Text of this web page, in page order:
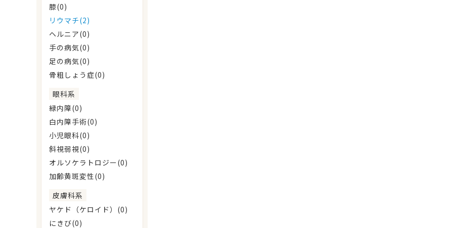
膝(0)
リウマチ(2)
ヘルニア(0)
手の病気(0)
足の病気(0)
骨粗しょう症(0)
眼科系
緑内障(0)
白内障手術(0)
小児眼科(0)
斜視弱視(0)
オルソケラトロジー(0)
加齢黄斑変性(0)
皮膚科系
ヤケド（ケロイド）(0)
にきび(0)